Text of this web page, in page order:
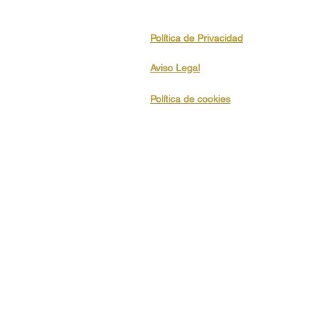
Política de Privacidad
Aviso Legal
Política de cookies